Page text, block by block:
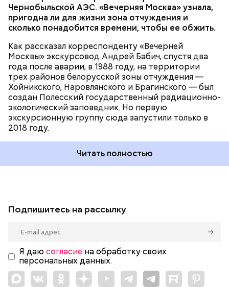
Чернобыльской АЭС. «Вечерняя Москва» узнала,
пригодна ли для жизни зона отчуждения и
сколько понадобится времени, чтобы ее обжить.
Как рассказал корреспонденту «Вечерней
Москвы» экскурсовод Андрей Бабич, спустя два
года после аварии, в 1988 году, на территории
трех районов белорусской зоны отчуждения —
Хойникского, Наровлянского и Брагинского — был
создан Полесский государственный радиационно-
экологический заповедник. Но первую
экскурсионную группу сюда запустили только в
2018 году.
Читать полностью
Подпишитесь на рассылку
Я даю согласие на обработку своих
персональных данных.